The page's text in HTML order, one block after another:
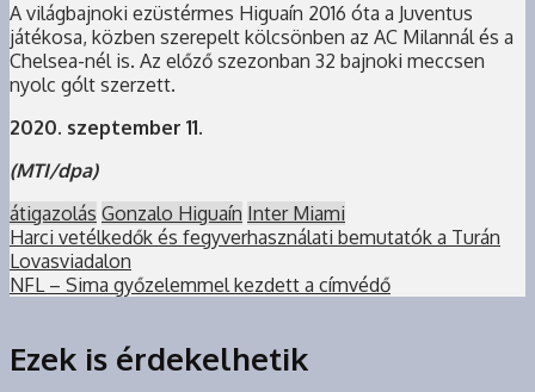
A világbajnoki ezüstérmes Higuaín 2016 óta a Juventus
játékosa, közben szerepelt kölcsönben az AC Milannál és a
Chelsea-nél is. Az előző szezonban 32 bajnoki meccsen
nyolc gólt szerzett.
2020. szeptember 11.
(MTI/dpa)
átigazolás Gonzalo Higuaín Inter Miami
Harci vetélkedők és fegyverhasználati bemutatók a Turán
Lovasviadalon
NFL – Sima győzelemmel kezdett a címvédő
Ezek is érdekelhetik